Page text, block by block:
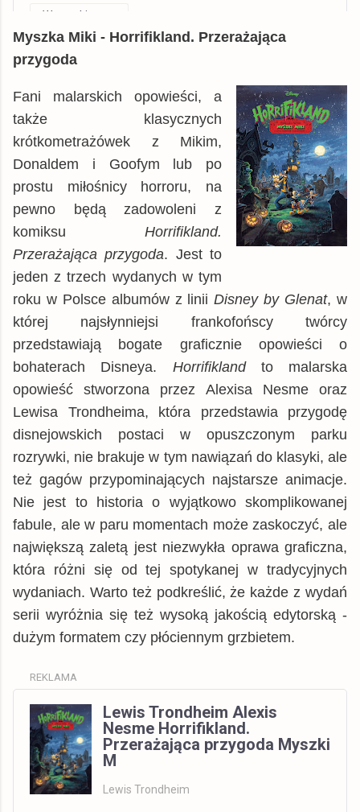
Wszystkie
Allegro
książka 169,99 zł
Myszka Miki - Horrifikland. Przerażająca
przygoda
Fani malarskich opowieści, a
także klasycznych
krótkometrażówek z Mikim,
Donaldem i Goofym lub po
prostu miłośnicy horroru, na
pewno będą zadowoleni z
komiksu Horrifikland.
Przerażająca przygoda. Jest to
jeden z trzech wydanych w tym
roku w Polsce albumów z liniiDisney by Glenat, w
której najsłynniejsi frankofońscy twórcy
przedstawiają bogate graficznie opowieści o
bohaterach Disneya. Horrifiklandto malarska
opowieść stworzona przez Alexisa Nesme oraz
Lewisa Trondheima, która przedstawia przygodę
disnejowskich postaci w opuszczonym parku
rozrywki, nie brakuje w tym nawiązań do klasyki, ale
też gagów przypominających najstarsze animacje.
Nie jest to historia o wyjątkowo skomplikowanej
fabule, ale w paru momentach może zaskoczyć, ale
największą zaletą jest niezwykła oprawa graficzna,
która różni się od tej spotykanej w tradycyjnych
wydaniach. Warto też podkreślić, że każde z wydań
serii wyróżnia się też wysoką jakością edytorską -
dużym formatem czy płóciennym grzbietem.
REKLAMA
Lewis Trondheim Alexis
Nesme Horrifikland.
Przerażająca przygoda Myszki
M
Lewis Trondheim